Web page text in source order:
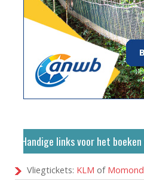
Handige links voor het
Vliegtickets: KLM of